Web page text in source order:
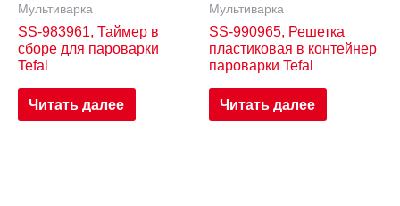
Мультиварка
SS-983961, Таймер в
сборе для пароварки
Tefal
Читать далее
Мультиварка
SS-990965, Решетка
пластиковая в контейнер
пароварки Tefal
Читать далее